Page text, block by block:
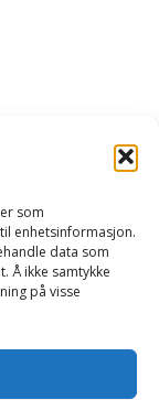
som
enhetsinformasjon.
data som
Å ikke samtykke
på visse
oss
på